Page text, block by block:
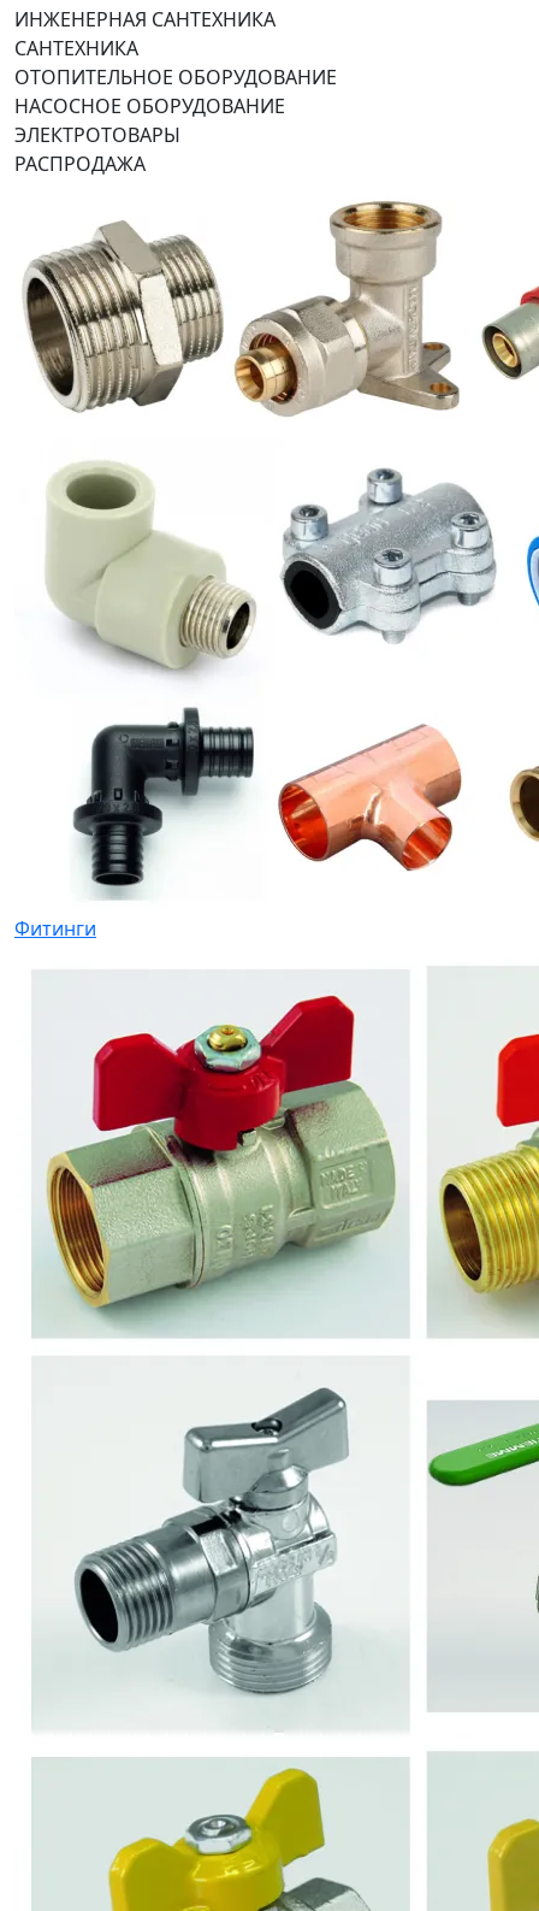
ИНЖЕНЕРНАЯ САНТЕХНИКА
САНТЕХНИКА
ОТОПИТЕЛЬНОЕ ОБОРУДОВАНИЕ
НАСОСНОЕ ОБОРУДОВАНИЕ
ЭЛЕКТРОТОВАРЫ
РАСПРОДАЖА
Фитинги